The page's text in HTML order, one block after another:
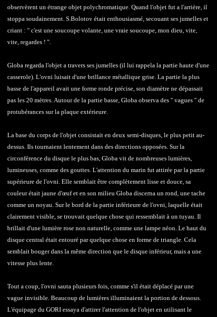
observèrent un étrange objet polychromatique. Quand l'objet fut a l'arrière, il
stoppa soudainement. S.Bolotov était enthousiasmé, secouant ses jumelles et
criant : " c'est une soucoupe volante, une vraie soucoupe, mon dieu, vite,
vite, regardes ! ".
Globa regarda l'objet a travers ses jumelles (il lui rappela la partie haute d'une
casserole). L'ovni luisait d'une brillance métallique grise. La partie la plus
basse de l'appareil avait une forme ronde précise, son diamètre ne dépassait
pas les 20 mètres. Autour de la partie basse, Globa observa des " vagues " de
protubérances sur la plaque extérieure.
La base du corps de l'objet consistait en deux semi-disques, le plus petit au-
dessus. Ils tournaient lentement dans des directions opposées. Sur la
circonférence du disque le plus bas, Globa vit de nombreuses lumières,
lumineuses, comme des gouttes. L'attention du marin fut attirée par la partie
supérieure de l'ovni. Elle semblait être complètement lisse et douce, sa
couleur était jaune d'œuf et en son milieu Globa discerna un rond, une tache
comme un noyau. Sur le bord de la partie inférieure de l'ovni, laquelle était
clairement visible, se trouvait quelque chose qui ressemblait à un tuyau. Il
brillait d'une lumière rose non naturelle, comme une lampe néon. Le haut du
disque central était entouré par quelque chose en forme de triangle. Cela
semblait bouger dans la même direction que le disque inférieur, mais a une
vitesse plus lente.
Tout a coup, l'ovni sauta plusieurs fois, comme s'il était déplacé par une
vague invisible. Beaucoup de lumières illuminaient la portion de dessous.
L'équipage du GORI essaya d'attirer l'attention de l'objet en utilisant le